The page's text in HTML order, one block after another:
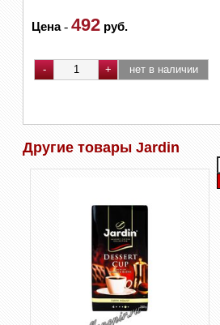
Цена- 492 руб.
Другие товары Jardin